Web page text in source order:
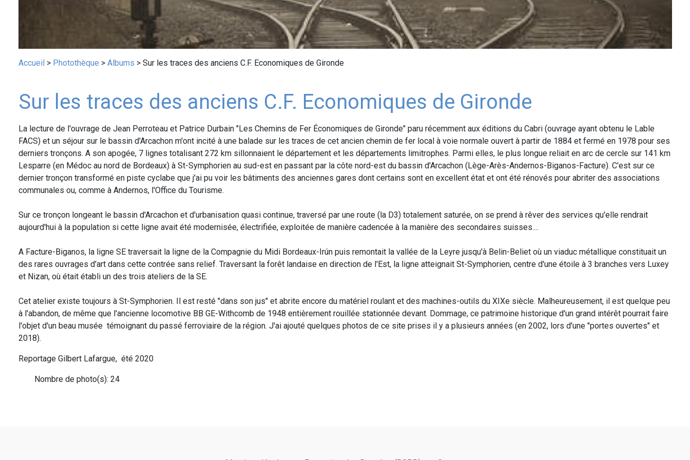
Fil
Accueil Photothèque Albums Sur les traces des anciens C.F. Economiques de Gironde
Sur les traces des anciens C.F. Economiques de Gironde
La lecture de l'ouvrage de Jean Perroteau et Patrice Durbain "Les Chemins de Fer Économiques de Gironde" paru récemment aux éditions du Cabri (ouvrage ayant obtenu le Lable
FACS) et un séjour sur le bassin d'Arcachon m'ont incité à une balade sur les traces de cet ancien chemin de fer local à voie normale ouvert à partir de 1884 et fermé en 1978 pour ses
derniers tronçons. A son apogée, 7 lignes totalisant 272 km sillonnaient le département et les départements limitrophes. Parmi elles, le plus longue reliait en arc de cercle sur 141 km
Lesparre (en Médoc au nord de Bordeaux) à St-Symphorien au sud-est en passant par la côte nord-est du bassin d'Arcachon (Lège-Arès-Andernos-Biganos-Facture). C'est sur ce
dernier tronçon transformé en piste cyclabe que j'ai pu voir les bâtiments des anciennes gares dont certains sont en excellent état et ont été rénovés pour abriter des associations
communales ou, comme à Andernos, l'Office du Tourisme.
Sur ce tronçon longeant le bassin d'Arcachon et d'urbanisation quasi continue, traversé par une route (la D3) totalement saturée, on se prend à rêver des services qu'elle rendrait
aujourd'hui à la population si cette ligne avait été modernisée, électrifiée, exploitée de manière cadencée à la manière des secondaires suisses....
A Facture-Biganos, la ligne SE traversait la ligne de la Compagnie du Midi Bordeaux-Irún puis remontait la vallée de la Leyre jusqu'à Belin-Beliet où un viaduc métallique constituait un
des rares ouvrages d'art dans cette contrée sans relief. Traversant la forêt landaise en direction de l'Est, la ligne atteignait St-Symphorien, centre d'une étoile à 3 branches vers Luxey
et Nizan, où était établi un des trois ateliers de la SE.
Cet atelier existe toujours à St-Symphorien. Il est resté "dans son jus" et abrite encore du matériel roulant et des machines-outils du XIXe siècle. Malheureusement, il est quelque peu
à l'abandon, de même que l'ancienne locomotive BB GE-Withcomb de 1948 entièrement rouillée stationnée devant. Dommage, ce patrimoine historique d'un grand intérêt pourrait faire
l'objet d'un beau musée témoignant du passé ferroviaire de la région. J'ai ajouté quelques photos de ce site prises il y a plusieurs années (en 2002, lors d'une "portes ouvertes" et
2018).
Reportage Gilbert Lafargue, été 2020
Nombre de photo(s): 24